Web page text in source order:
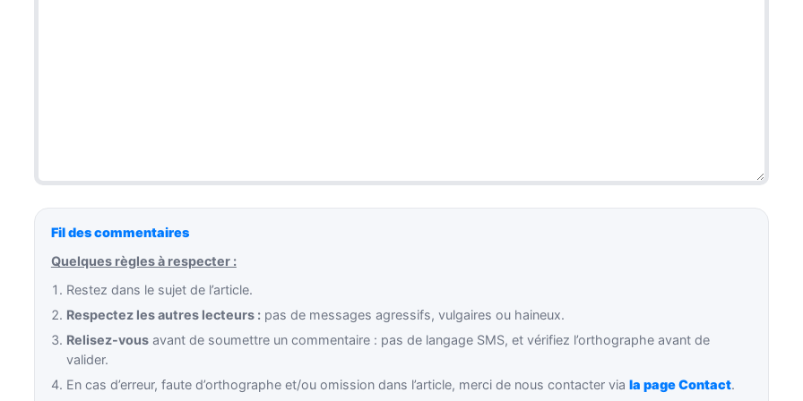
Fil des commentaires
Quelques règles à respecter :
Restez dans le sujet de l’article.
Respectez les autres lecteurs : pas de messages agressifs, vulgaires ou haineux.
Relisez-vous avant de soumettre un commentaire : pas de langage SMS, et vérifiez l’orthographe avant de
valider.
En cas d’erreur, faute d’orthographe et/ou omission dans l’article, merci de nous contacter viala page Contact.